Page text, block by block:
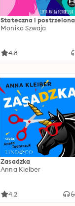
Stateczna i postrzelona
Monika Szwaja
4.8
Zasadzka
Anna Kleiber
4.2